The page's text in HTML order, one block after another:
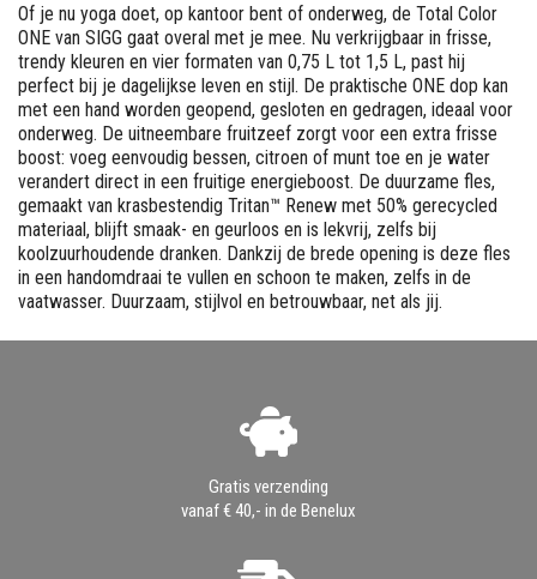
Of je nu yoga doet, op kantoor bent of onderweg, de Total Color
ONE van SIGG gaat overal met je mee. Nu verkrijgbaar in frisse,
trendy kleuren en vier formaten van 0,75 L tot 1,5 L, past hij
perfect bij je dagelijkse leven en stijl. De praktische ONE dop kan
met een hand worden geopend, gesloten en gedragen, ideaal voor
onderweg. De uitneembare fruitzeef zorgt voor een extra frisse
boost: voeg eenvoudig bessen, citroen of munt toe en je water
verandert direct in een fruitige energieboost. De duurzame fles,
gemaakt van krasbestendig Tritan™ Renew met 50% gerecycled
materiaal, blijft smaak- en geurloos en is lekvrij, zelfs bij
koolzuurhoudende dranken. Dankzij de brede opening is deze fles
in een handomdraai te vullen en schoon te maken, zelfs in de
vaatwasser. Duurzaam, stijlvol en betrouwbaar, net als jij.
Gratis verzending
vanaf € 40,- in de Benelux